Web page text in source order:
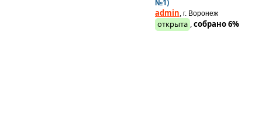
№1)
admin, г. Воронеж
открыта ,собрано 6%